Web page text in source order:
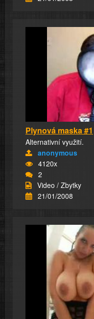
Plynová maska #1
Alternativní využití.
anonymous
4120x
2
Video / Zbytky
21/01/2008